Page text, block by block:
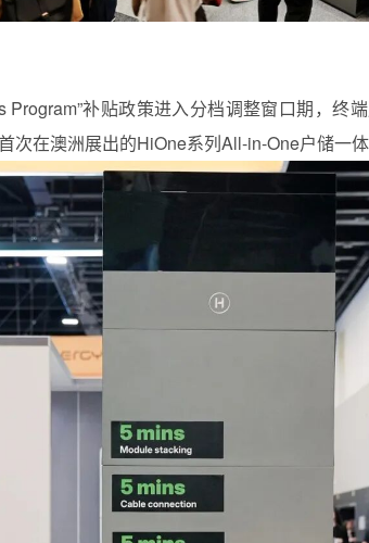
Program”补贴政策进入分档调整窗口期，终
次在澳洲展出的HiOne系列All-in-One户储一体